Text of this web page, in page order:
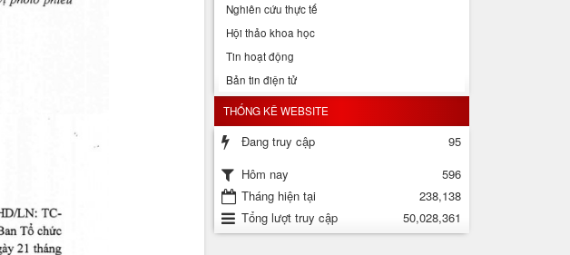
Nghiên cứu thực tế
Hội thảo khoa học
Tin hoạt động
Bản tin điện tử
THỐNG KÊ WEBSITE
Đang truy cập
95
Hôm nay
596
Tháng hiện tại
238,138
Tổng lượt truy cập
50,028,361